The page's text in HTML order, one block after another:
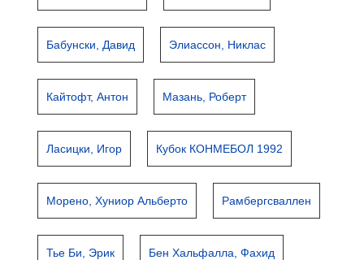
Бабунски, Давид Элиассон, Никлас
Кайтофт, Антон Мазань, Роберт
Ласицки, Игор Кубок КОНМЕБОЛ 1992
Морено, Хуниор Альберто Рамбергсваллен
Тье Би, Эрик Бен Хальфалла, Фахид